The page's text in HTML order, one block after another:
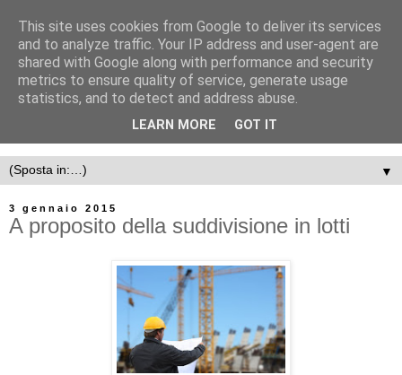
▼
3 gennaio 2015
A proposito della suddivisione in lotti
This site uses cookies from Google to deliver its services
and to analyze traffic. Your IP address and user-agent are
shared with Google along with performance and security
metrics to ensure quality of service, generate usage
statistics, and to detect and address abuse.
LEARN MORE GOT IT